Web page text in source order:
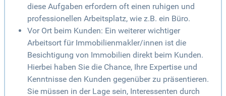
diese Aufgaben erfordern oft einen ruhigen und
professionellen Arbeitsplatz, wie z.B. ein Büro.
Vor Ort beim Kunden: Ein weiterer wichtiger
Arbeitsort für Immobilienmakler/innen ist die
Besichtigung von Immobilien direkt beim Kunden.
Hierbei haben Sie die Chance, Ihre Expertise und
Kenntnisse den Kunden gegenüber zu präsentieren.
Sie müssen in der Lage sein, Interessenten durch